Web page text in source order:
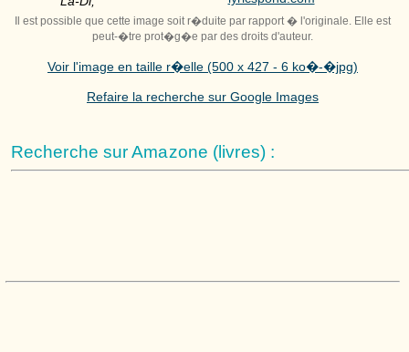
Il est possible que cette image soit r�duite par rapport � l'originale. Elle est
peut-�tre prot�g�e par des droits d'auteur.
Voir l'image en taille r�elle (500 x 427 - 6 ko�-�jpg)
Refaire la recherche sur Google Images
Recherche sur Amazone (livres) :